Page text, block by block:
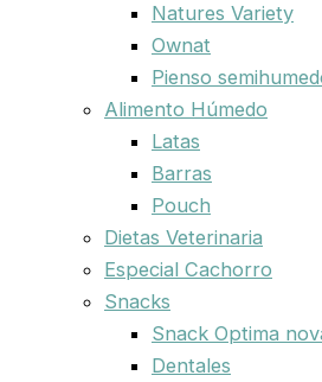
Natures Variety
Ownat
Pienso
Alimento Húmedo
Latas
Barras
Pouch
Dietas Veterinaria
Especial Cachorro
Snacks
Snack Optima
Dentales